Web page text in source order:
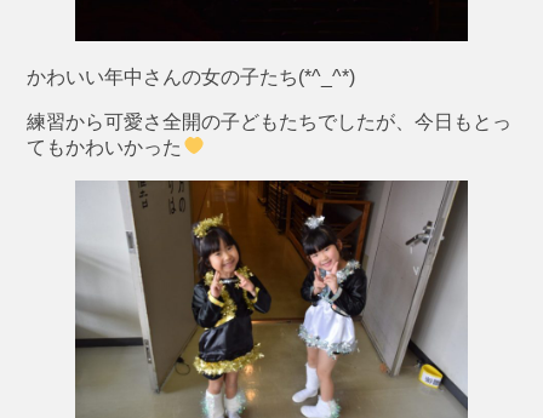
かわいい年中さんの女の子たち(*^_^*)
練習から可愛さ全開の子どもたちでしたが、今日もとっ
てもかわいかった